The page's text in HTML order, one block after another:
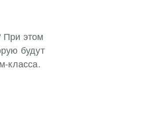
При этом
будут
класса.